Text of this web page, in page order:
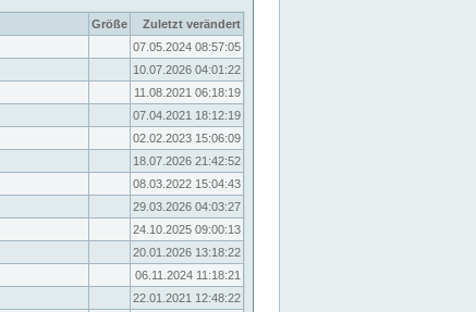
Größe
Zuletzt verändert
07.05.2024 08:57:05
10.07.2026 04:01:22
11.08.2021 06:18:19
07.04.2021 18:12:19
02.02.2023 15:06:09
18.07.2026 21:42:52
08.03.2022 15:04:43
29.03.2026 04:03:27
24.10.2025 09:00:13
20.01.2026 13:18:22
06.11.2024 11:18:21
22.01.2021 12:48:22